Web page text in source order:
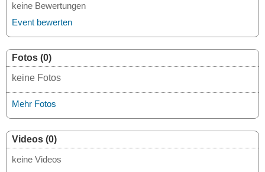
keine Bewertungen
Event bewerten
Fotos (0)
keine Fotos
Mehr Fotos
Videos (0)
keine Videos